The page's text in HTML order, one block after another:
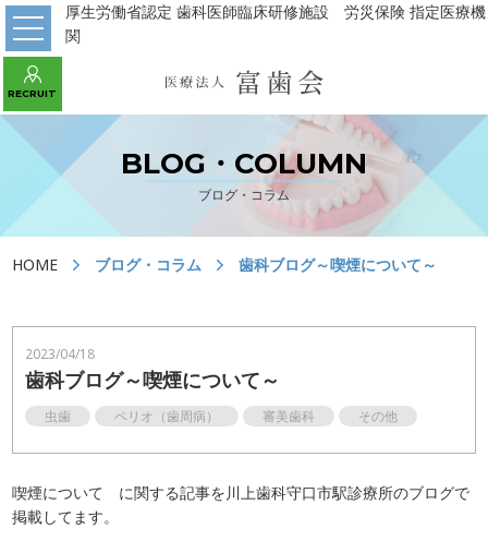
厚生労働省認定 歯科医師臨床研修施設 労災保険 指定医療機
関
RECRUIT WEB予約 初診の方はこちら
あべの診療所 パンジョ診療所 守口市駅診療所
川上歯科パンジョ診療所
川上歯科守口市駅診療所 デンタルラボ
当院の治療
一般歯科
BLOG・COLUMN
ブログ・コラム
HOME ブログ・コラム 歯科ブログ～喫煙について～
2023/04/18
歯科ブログ～喫煙について～
虫歯 ペリオ（歯周病） 審美歯科 その他
喫煙について に関する記事を川上歯科守口市駅診療所のブログで
掲載してます。